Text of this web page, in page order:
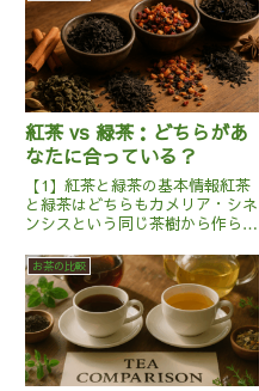
紅茶 vs 緑茶：どちらがあ
なたに合っている？
【1】紅茶と緑茶の基本情報紅茶
と緑茶はどちらもカメリア・シネ
ンシスという同じ茶樹から作られ
な違いがあります。紅茶は葉を完
全に発酵させて作られるため、深
い赤褐色で濃厚な味わいが特徴で
す。主にインドやスリランカ、
中...
お茶の比較